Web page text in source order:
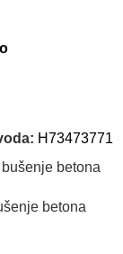
H73473771
betona